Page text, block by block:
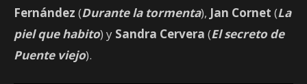
Fernández (Durante la tormenta), Jan Cornet (La
piel que habito) y Sandra Cervera (El secreto de
Puente viejo).